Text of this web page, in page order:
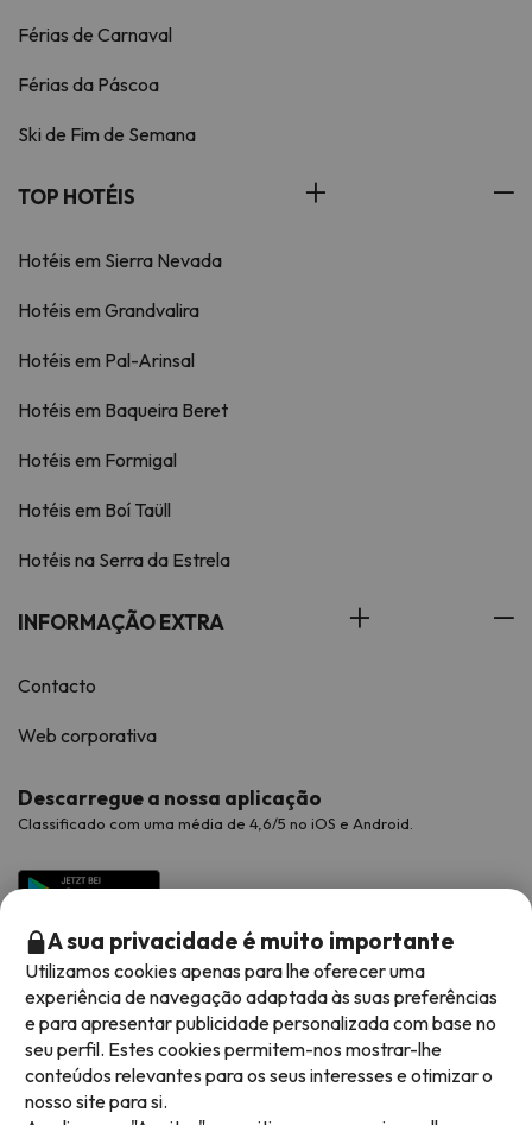
Férias de Carnaval
Férias da Páscoa
Ski de Fim de Semana
TOP HOTÉIS
Hotéis em Sierra Nevada
Hotéis em Grandvalira
Hotéis em Pal-Arinsal
Hotéis em Baqueira Beret
Hotéis em Formigal
Hotéis em Boí Taüll
Hotéis na Serra da Estrela
INFORMAÇÃO EXTRA
Contacto
Web corporativa
Descarregue a nossa aplicação
Classificado com uma média de 4,6/5 no iOS e Android.
Métodos de pagamento disponíveis
A sua privacidade é muito importante
Utilizamos cookies apenas para lhe oferecer uma
experiência de navegação adaptada às suas preferências
e para apresentar publicidade personalizada com base no
seu perfil. Estes cookies permitem-nos mostrar-lhe
conteúdos relevantes para os seus interesses e otimizar o
nosso site para si.